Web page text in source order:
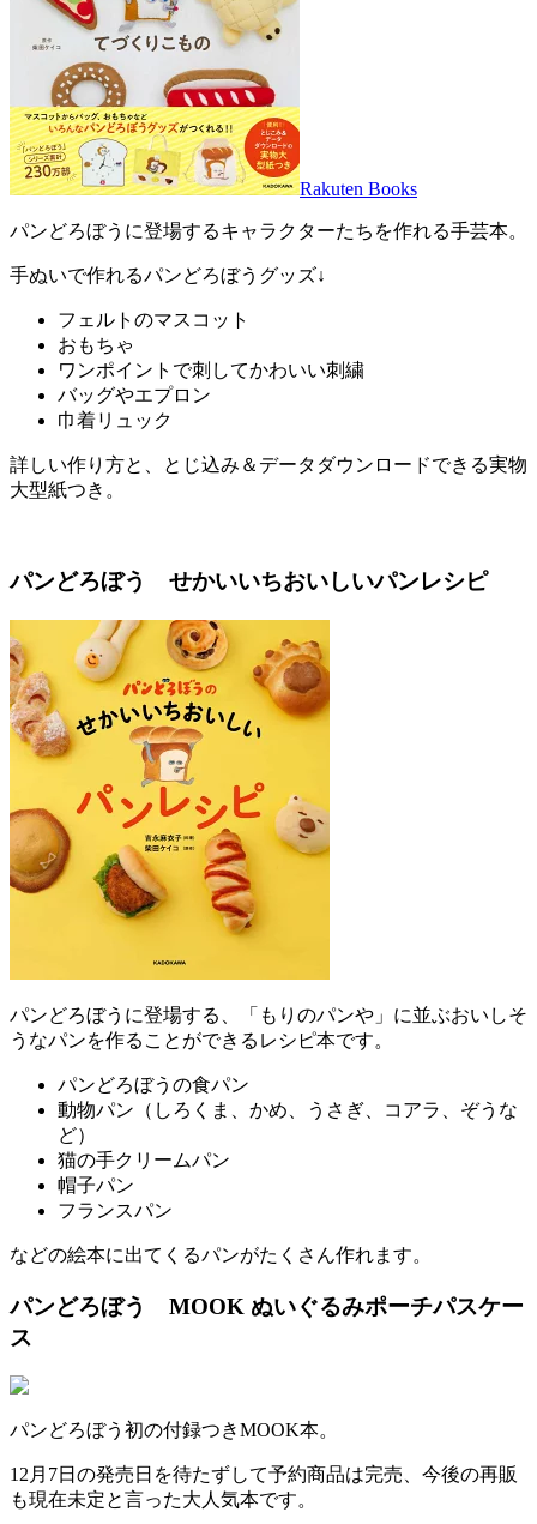
Rakuten Books
パンどろぼうに登場するキャラクターたちを作れる手芸本。
手ぬいで作れるパンどろぼうグッズ↓
フェルトのマスコット
おもちゃ
ワンポイントで刺してかわいい刺繍
バッグやエプロン
巾着リュック
詳しい作り方と、とじ込み＆データダウンロードできる実物
大型紙つき。
パンどろぼう せかいいちおいしいパンレシピ
パンどろぼうに登場する、「もりのパンや」に並ぶおいしそ
うなパンを作ることができるレシピ本です。
パンどろぼうの食パン
動物パン（しろくま、かめ、うさぎ、コアラ、ぞうな
ど）
猫の手クリームパン
帽子パン
フランスパン
などの絵本に出てくるパンがたくさん作れます。
パンどろぼう MOOK ぬいぐるみポーチパスケー
ス
パンどろぼう初の付録つきMOOK本。
12月7日の発売日を待たずして予約商品は完売、今後の再販
も現在未定と言った大人気本です。